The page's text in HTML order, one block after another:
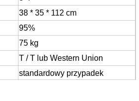
38 * 35 * 112 cm
95%
75 kg
T / T lub Western Union
standardowy przypadek